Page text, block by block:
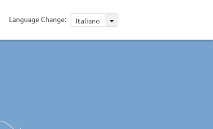
Language Change: Italiano